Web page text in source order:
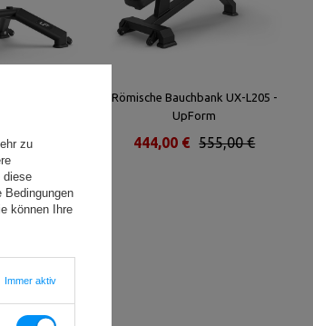
€
Römische Bauchbank UX-L205 -
UpForm
555,00 €
444,00 €
zu
diese
Bedingungen
können Ihre
Immer aktiv